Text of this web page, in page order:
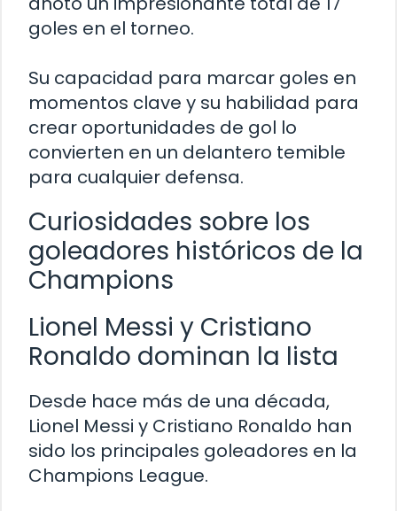
goles en el torneo.
Su capacidad para marcar goles en
momentos clave y su habilidad para
crear oportunidades de gol lo
convierten en un delantero temible
para cualquier defensa.
Curiosidades sobre los
goleadores históricos de la
Champions
Lionel Messi y Cristiano
Ronaldo dominan la lista
Desde hace más de una década,
Lionel Messi y Cristiano Ronaldo han
sido los principales goleadores en la
Champions League.